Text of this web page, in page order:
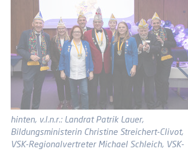
hinten, v.l.n.r.: Landrat Patrik Lauer,
Bildungsministerin Christine Streichert-Clivot,
VSK-Regionalvertreter Michael Schleich, VSK-